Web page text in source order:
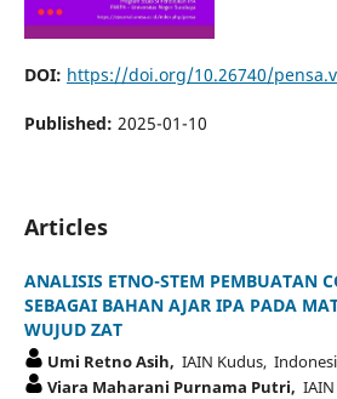
DOI: https://doi.org/10.26740/
Published: 2025-01-10
Articles
ANALISIS ETNO-STEM PEMBUATAN
SEBAGAI BAHAN AJAR IPA PADA
WUJUD ZAT
Umi Retno Asih, IAIN Kudus,
Viara Maharani Purnama Putri,